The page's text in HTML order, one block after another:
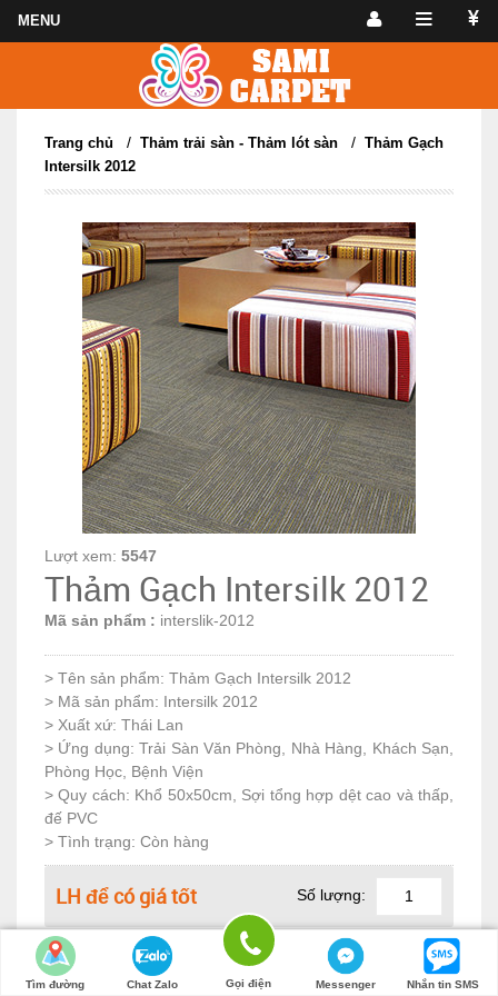
Trang chủ / Thảm trải sàn - Thảm lót sàn / Thảm Gạch
Intersilk 2012
Lượt xem: 5547
Thảm Gạch Intersilk 2012
Mã sản phẩm : interslik-2012
> Tên sản phẩm: Thảm Gạch Intersilk 2012
> Mã sản phẩm: Intersilk 2012
> Xuất xứ: Thái Lan
> Ứng dụng: Trải Sàn Văn Phòng, Nhà Hàng, Khách Sạn,
Phòng Học, Bệnh Viện
> Quy cách: Khổ 50x50cm, Sợi tổng hợp dệt cao và thấp,
đế PVC
> Tình trạng: Còn hàng
LH để có giá tốt Số lượng:
Tìm đường Chat Zalo Gọi điện Messenger Nhắn tin SMS